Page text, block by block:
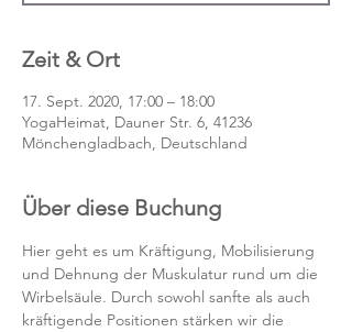
Zeit & Ort
17. Sept. 2020, 17:00 – 18:00
YogaHeimat, Dauner Str. 6, 41236
Mönchengladbach, Deutschland
Über diese Buchung
Hier geht es um Kräftigung, Mobilisierung
und Dehnung der Muskulatur rund um die
Wirbelsäule. Durch sowohl sanfte als auch
kräftigende Positionen stärken wir die